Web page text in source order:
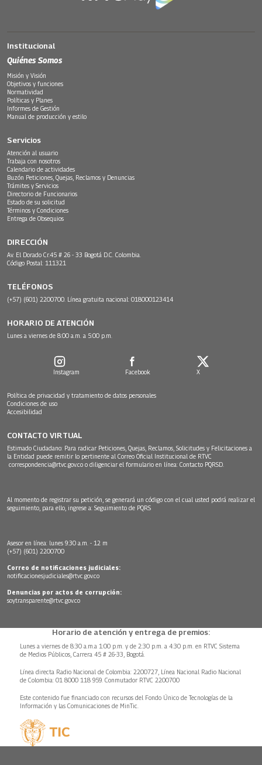
Institucional
Quiénes Somos
Misión y Visión
Objetivos y funciones
Normatividad
Políticas y Planes
Informes de Gestión
Manual de producción y estilo
Servicios
Atención al usuario
Trabaja con nosotros
Calendario de actividades
Buzón Peticiones, Quejas, Reclamos y Denuncias
Trámites y Servicios
Directorio de Funcionarios
Estado de su solicitud
Términos y Condiciones
Entrega de Obsequios
DIRECCIÓN
Av. El Dorado Cr.45 # 26 - 33 Bogotá D.C. Colombia.
Código Postal: 111321
TELÉFONOS
(+57) (601) 2200700. Línea gratuita nacional: 018000123414
HORARIO DE ATENCIÓN
Lunes a viernes de 8:00 a.m. a 5:00 p.m.
Instagram Facebook X
Política de privacidad y tratamiento de datos personales
Condiciones de uso
Accesibilidad
CONTACTO VIRTUAL
Estimado Ciudadano: Para radicar Peticiones, Quejas, Reclamos, Solicitudes y Felicitaciones a
la Entidad puede remitir lo pertinente al Correo Oficial Institucional de RTVC
correspondencia@rtvc.gov.co o diligenciar el formulario en línea: Contacto PQRSD.
Al momento de registrar su petición, se generará un código con el cual usted podrá realizar el
seguimiento, para ello, ingrese a: Seguimiento de PQRS
Asesor en línea: lunes 9:30 a.m. - 12 m
(+57) (601) 2200700
Correo de notificaciones judiciales:
notificacionesjudiciales@rtvc.gov.co
Denuncias por actos de corrupción:
soytransparente@rtvc.gov.co
Horario de atención y entrega de premios:
Lunes a viernes de 8:30 a.m.a 1:00 p.m. y de 2:30 p.m. a 4:30 p.m. en RTVC Sistema
de Medios Públicos, Carrera 45 # 26-33, Bogotá.
Línea directa Radio Nacional de Colombia: 2200727, Línea Nacional Radio Nacional
de Colombia: 01 8000 118 959. Conmutador RTVC 2200700
Este contenido fue financiado con recursos del Fondo Único de Tecnologías de la
Información y las Comunicaciones de MinTic.